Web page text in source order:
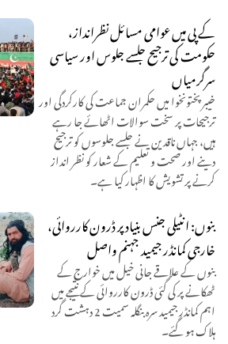
کے پی میں عوامی مسائل نظرانداز،
حکومت کی ترجیح جلسے جلوس اور سیاسی
سرگرمیاں
خیبر پختونخوا میں حکمران جماعت کی کارکردگی اور
ترجیحات پر سخت سوالات اٹھائے جا رہے
ہیں، جہاں ناقدین نے جلسے جلوسوں کو ترجیح
دینے اور صحت و تعلیم کے شعار کو نظر انداز
کرنے پر تشویش کا اظہار کیا ہے۔
بنوں: انٹیلی جنس بنیاد پر ڈرون کارروائی،
خارجی کمانڈر جیمید جہنم واصل
بنوں کے علاقے جانی خیل میں خوارج کے
ٹھکانے پر کی گئی ڈرون کارروائی کے نتیجے میں
اہم کمانڈر جیمید سرہ بنگلہ سمیت 2 دہشت گرد
ہلاک ہو گئے۔